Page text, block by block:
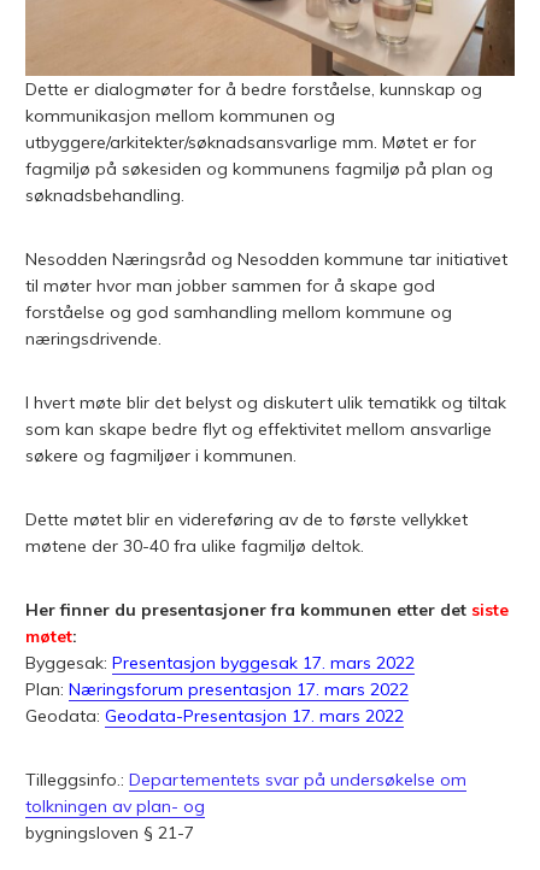
Dette er dialogmøter for å bedre forståelse, kunnskap og
kommunikasjon mellom kommunen og
utbyggere/arkitekter/søknadsansvarlige mm. Møtet er for
fagmiljø på søkesiden og kommunens fagmiljø på plan og
søknadsbehandling.
Nesodden Næringsråd og Nesodden kommune tar initiativet
til møter hvor man jobber sammen for å skape god
forståelse og god samhandling mellom kommune og
næringsdrivende.
I hvert møte blir det belyst og diskutert ulik tematikk og tiltak
som kan skape bedre flyt og effektivitet mellom ansvarlige
søkere og fagmiljøer i kommunen.
Dette møtet blir en videreføring av de to første vellykket
møtene der 30-40 fra ulike fagmiljø deltok.
Her finner du presentasjoner fra kommunen etter det siste
møtet:
Byggesak: Presentasjon byggesak 17. mars 2022
Plan: Næringsforum presentasjon 17. mars 2022
Geodata: Geodata-Presentasjon 17. mars 2022
Tilleggsinfo.: Departementets svar på undersøkelse om
tolkningen av plan- og
bygningsloven § 21-7